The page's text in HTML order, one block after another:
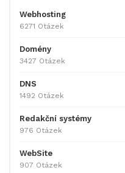
Webhosting
6271 Otázek
Domény
3427 Otázek
DNS
1492 Otázek
Redakční systémy
976 Otázek
WebSite
907 Otázek